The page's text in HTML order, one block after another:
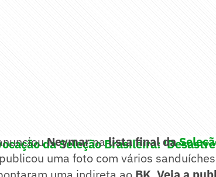
da Seleção Brasileira:
Neymarnalista final da
publicou uma foto com vários